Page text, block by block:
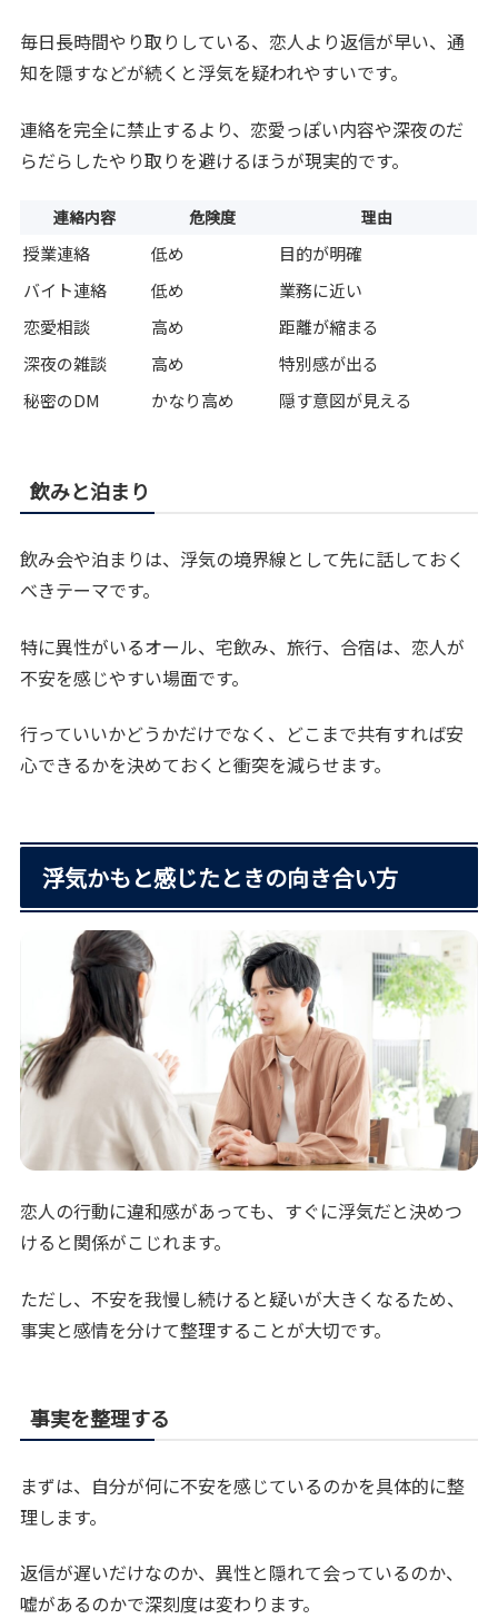
毎日長時間やり取りしている、恋人より返信が早い、通
知を隠すなどが続くと浮気を疑われやすいです。
連絡を完全に禁止するより、恋愛っぽい内容や深夜のだ
らだらしたやり取りを避けるほうが現実的です。
連絡内容 危険度 理由
授業連絡 低め
目的が明確
バイト連絡
低め
業務に近い
恋愛相談
高め
距離が縮まる
深夜の雑談
高め
特別感が出る
秘密のDM
かなり高め 隠す意図が見える
飲みと泊まり
飲み会や泊まりは、浮気の境界線として先に話しておく
べきテーマです。
特に異性がいるオール、宅飲み、旅行、合宿は、恋人が
不安を感じやすい場面です。
行っていいかどうかだけでなく、どこまで共有すれば安
心できるかを決めておくと衝突を減らせます。
浮気かもと感じたときの向き合い方
恋人の行動に違和感があっても、すぐに浮気だと決めつ
けると関係がこじれます。
ただし、不安を我慢し続けると疑いが大きくなるため、
事実と感情を分けて整理することが大切です。
事実を整理する
まずは、自分が何に不安を感じているのかを具体的に整
理します。
返信が遅いだけなのか、異性と隠れて会っているのか、
嘘があるのかで深刻度は変わります。